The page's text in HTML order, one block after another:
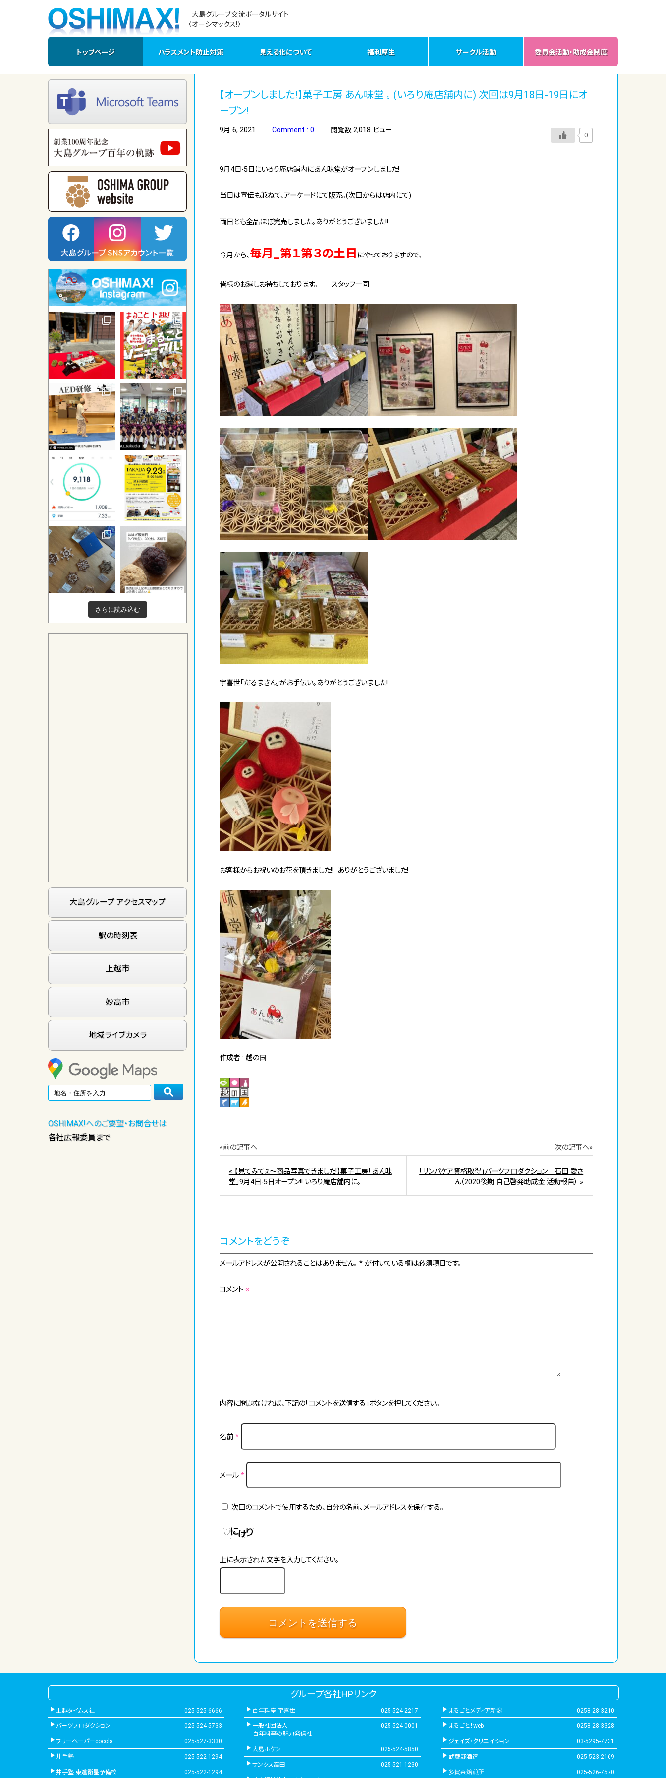
大島グループ交流ポータルサイト
〈オーシマックス!〉
トップページ ハラスメント防止対策 見える化について 福利厚生 サークル活動 委員会活動・助成金制度
さらに読み込む
大島グループ アクセスマップ
駅の時刻表
上越市
妙高市
地域ライブカメラ
OSHIMAX!へのご要望・お問合せは
各社広報委員まで
【オープンしました!】菓子工房 あん味堂 。 (いろり庵店舗内に) 次回は9月18日-19日にオ
ープン!
9月 6, 2021 Comment : 0 閲覧数 2,018 ビュー
0
9月4日-5日にいろり庵店舗内にあん味堂がオープンしました!
当日は宣伝も兼ねて、アーケードにて販売。(次回からは店内にて)
両日とも全品ほぼ完売しました。ありがとうございました!!
今月から、毎月_第１第３の土日 にやっておりますので、
皆様のお越しお待ちしております。 スタッフ一同
宇喜世「だるまさん」がお手伝い。ありがとうございました!
お客様からお祝いのお花を頂きました!! ありがとうございました!
作成者 : 越の国
«前の記事へ 次の記事へ»
« 【見てみてぇ～商品写真できました!】菓子工房「あん味
堂」9月4日-5日オープン!! いろり庵店舗内に。
「リンパケア資格取得」バーツプロダクション 石田 愛さ
ん（2020後期 自己啓発助成金 活動報告） »
コメントをどうぞ
メールアドレスが公開されることはありません。 * が付いている欄は必須項目です。
コメント ※
内容に問題なければ、下記の「コメントを送信する」ボタンを押してください。
名前 *
メール *
次回のコメントで使用するため、自分の名前、メールアドレスを保存する。
上に表示された文字を入力してください。
グループ各社HPリンク
上越タイムス社 025-525-6666
バーツプロダクション 025-524-5733
フリーペーパーcocola 025-527-3330
井手塾 025-522-1294
井手塾 東進衛星予備校 025-522-1294
百年料亭 宇喜世 025-524-2217
一般社団法人
百年料亭の魅力発信社
025-524-0001
大島ホケン 025-524-5850
サンクス高田 025-521-1230
まるごとメディア新潟 0258-28-3210
まるごと！web 0258-28-3328
ジェイズ・クリエイション 03-5295-7731
武蔵野酒造 025-523-2169
多賀茶焙煎所 025-526-7570